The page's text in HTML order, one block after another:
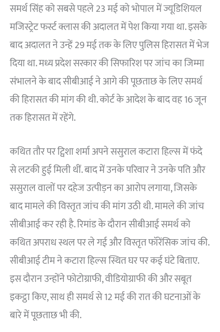
समर्थ सिंह को सबसे पहले 23 मई को भोपाल में ज्यूडिशियल
मजिस्ट्रेट फर्स्ट क्लास की अदालत में पेश किया गया था. इसके
बाद अदालत ने उन्हें 29 मई तक के लिए पुलिस हिरासत में भेज
दिया था. मध्य प्रदेश सरकार की सिफारिश पर जांच का जिम्मा
संभालने के बाद सीबीआई ने आगे की पूछताछ के लिए समर्थ
की हिरासत की मांग की थी. कोर्ट के आदेश के बाद वह 16 जून
तक हिरासत में रहेंगे.
कथित तौर पर ट्विशा शर्मा अपने ससुराल कटारा हिल्स में फंदे
से लटकी हुई मिली थीं. बाद में उनके परिवार ने उनके पति और
ससुराल वालों पर दहेज उत्पीड़न का आरोप लगाया, जिसके
बाद मामले की विस्तृत जांच की मांग उठी थी. मामले की जांच
सीबीआई कर रही है. रिमांड के दौरान सीबीआई समर्थ को
कथित अपराध स्थल पर ले गई और विस्तृत फॉरेंसिक जांच की.
सीबीआई टीम ने कटारा हिल्स स्थित घर पर कई घंटे बिताए.
इस दौरान उन्होंने फोटोग्राफी, वीडियोग्राफी की और सबूत
इकट्ठा किए, साथ ही समर्थ से 12 मई की रात की घटनाओं के
बारे में पूछताछ भी की.